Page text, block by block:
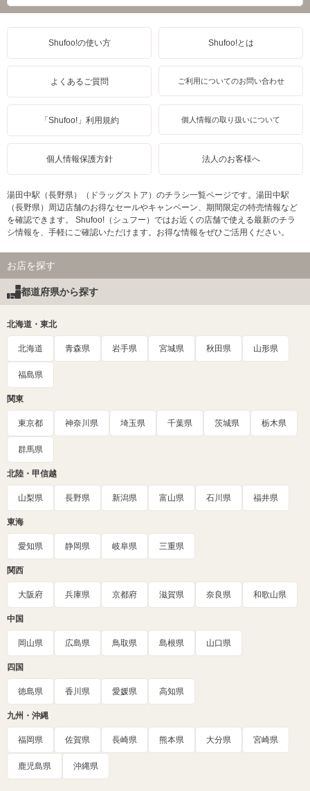
Shufoo!の使い方 Shufoo!とは
よくあるご質問 ご利用についてのお問い合わせ
「Shufoo!」利用規約 個人情報の取り扱いについて
個人情報保護方針 法人のお客様へ
湯田中駅（長野県）（ドラッグストア）のチラシ一覧ページです。湯田中駅
（長野県）周辺店舗のお得なセールやキャンペーン、期間限定の特売情報など
を確認できます。 Shufoo!（シュフー）ではお近くの店舗で使える最新のチラ
シ情報を、手軽にご確認いただけます。お得な情報をぜひご活用ください。
お店を探す
都道府県から探す
北海道・東北
北海道 青森県 岩手県 宮城県 秋田県 山形県
福島県
関東
東京都 神奈川県 埼玉県 千葉県 茨城県 栃木県
群馬県
北陸・甲信越
山梨県 長野県 新潟県 富山県 石川県 福井県
東海
愛知県 静岡県 岐阜県 三重県
関西
大阪府 兵庫県 京都府 滋賀県 奈良県 和歌山県
中国
岡山県 広島県 鳥取県 島根県 山口県
四国
徳島県 香川県 愛媛県 高知県
九州・沖縄
福岡県 佐賀県 長崎県 熊本県 大分県 宮崎県
鹿児島県 沖縄県